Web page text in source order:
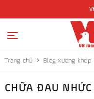
Trang chủ Blog xương khớp
CHỮA ĐAU NHỨC